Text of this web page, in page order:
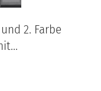
2. Farbe